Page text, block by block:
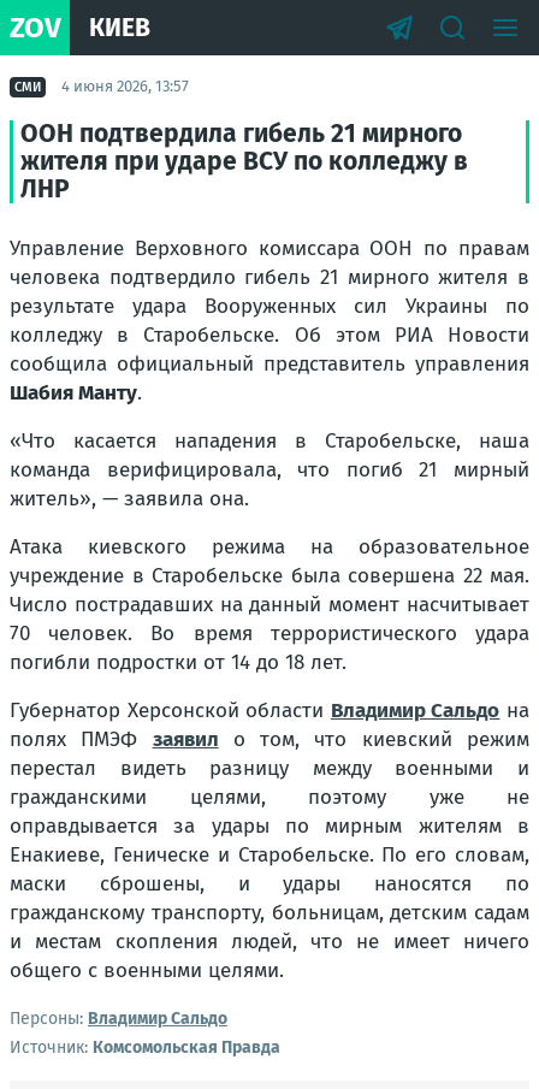
ZOV КИЕВ
СМИ 4 июня 2026, 13:57
ООН подтвердила гибель 21 мирного
жителя при ударе ВСУ по колледжу в
ЛНР
Управление Верховного комиссара ООН по правам
человека подтвердило гибель 21 мирного жителя в
результате удара Вооруженных сил Украины по
колледжу в Старобельске. Об этом РИА Новости
сообщила официальный представитель управления
Шабия Манту.
«Что касается нападения в Старобельске, наша
команда верифицировала, что погиб 21 мирный
житель», — заявила она.
Атака киевского режима на образовательное
учреждение в Старобельске была совершена 22 мая.
Число пострадавших на данный момент насчитывает
70 человек. Во время террористического удара
погибли подростки от 14 до 18 лет.
Губернатор Херсонской области Владимир Сальдо на
полях ПМЭФ заявил о том, что киевский режим
перестал видеть разницу между военными и
гражданскими целями, поэтому уже не
оправдывается за удары по мирным жителям в
Енакиеве, Геническе и Старобельске. По его словам,
маски сброшены, и удары наносятся по
гражданскому транспорту, больницам, детским садам
и местам скопления людей, что не имеет ничего
общего с военными целями.
Персоны: Владимир Сальдо
Источник: Комсомольская Правда